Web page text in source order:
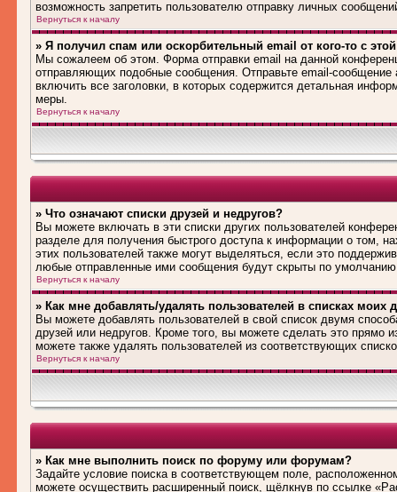
возможность запретить пользователю отправку личных
Вернуться к началу
» Я получил спам или оскорбительный email от кого-то с
Мы сожалеем об этом. Форма отправки email на данной
отправляющих подобные сообщения. Отправьте email-
включить все заголовки, в которых содержится детальная
меры.
Вернуться к началу
» Что означают списки друзей и недругов?
Вы можете включать в эти списки других пользователей
разделе для получения быстрого доступа к информации о том,
этих пользователей также могут выделяться, если это
любые отправленные ими сообщения будут скрыты по
Вернуться к началу
» Как мне добавлять/удалять пользователей в списках моих
Вы можете добавлять пользователей в свой список двумя
друзей или недругов. Кроме того, вы можете сделать это прямо
можете также удалять пользователей из соответствующих
Вернуться к началу
» Как мне выполнить поиск по форуму или форумам?
Задайте условие поиска в соответствующем поле,
можете осуществить расширенный поиск, щёлкнув по ссылке